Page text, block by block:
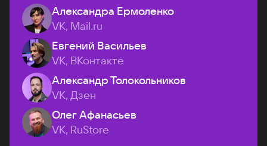
Александра Ермоленко
VK, Mail.ru
Евгений Васильев
VK, ВКонтакте
Александр Толокольников
VK, Дзен
Олег Афанасьев
VK, RuStore